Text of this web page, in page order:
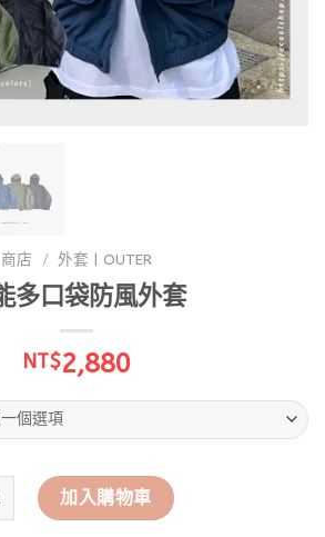
商店 / 外套 | OUTER
多口袋防風外套
NT$2,880
多口袋防風外套 數量
加入購物車